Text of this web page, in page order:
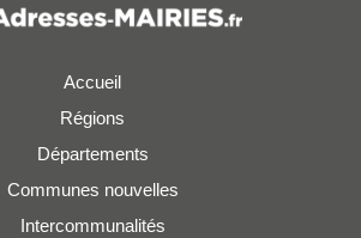
Accueil
Régions
Départements
Communes nouvelles
Intercommunalités